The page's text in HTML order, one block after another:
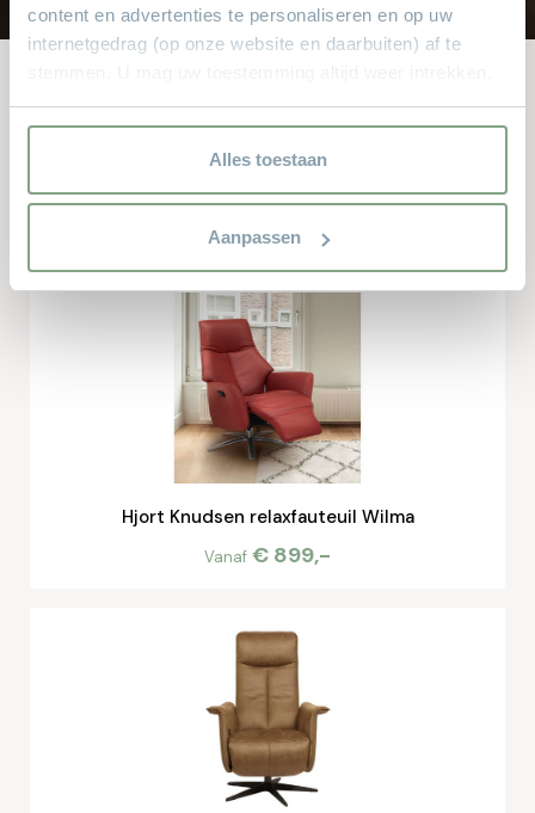
content en advertenties te personaliseren en op uw
internetgedrag (op onze website en daarbuiten) af te
onze website verwijzen wij u naar onze
Alles toestaan
Aanpassen
Andere bekeken ook
Hjort Knudsen relaxfauteuil Wilma
Vanaf € 899,-